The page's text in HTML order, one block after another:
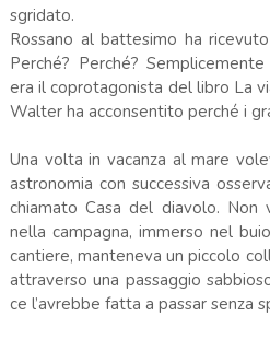
sgridato.
Rossano al battesimo ha
Perché? Perché?
era il coprotagonista del libro La
Walter ha acconsentito perché i
Una volta in vacanza al mare
astronomia con successiva
chiamato Casa del diavolo.
nella campagna, immerso nel
cantiere, manteneva un piccolo
attraverso una passaggio
ce l’avrebbe fatta a passar senza